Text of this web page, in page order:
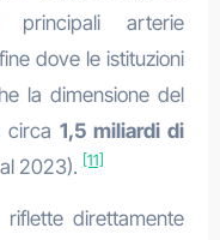
arterie
dove le istituzioni
la dimensione del
circa 1,5 miliardi di
2023).[11]
direttamente